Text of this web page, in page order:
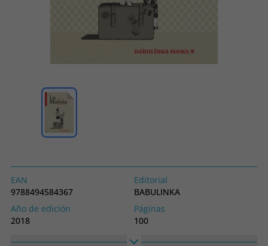
EAN
9788494584367
Editorial
BABULINKA
Año de edición
2018
Páginas
100
Idioma